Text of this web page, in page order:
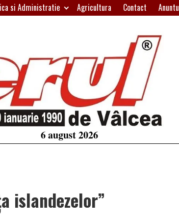
si Administratie Agricultura Contact
6 august 2026
islandezelor”